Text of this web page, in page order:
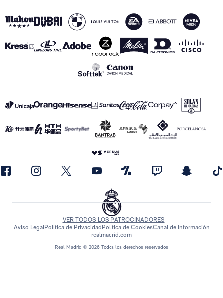
Real Madrid © 2026 Todos los derechos reservados
VER TODOS LOS PATROCINADORES
Aviso LegalPolítica de Privacidad Política de CookiesCanal de información
realmadrid.com